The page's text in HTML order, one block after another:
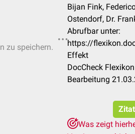
zu speichern.
Bijan Fink,
Ostendorf, Dr.
Abrufbar unter:
https://
Effekt
DocCheck
Bearbeitung
Was zeigt